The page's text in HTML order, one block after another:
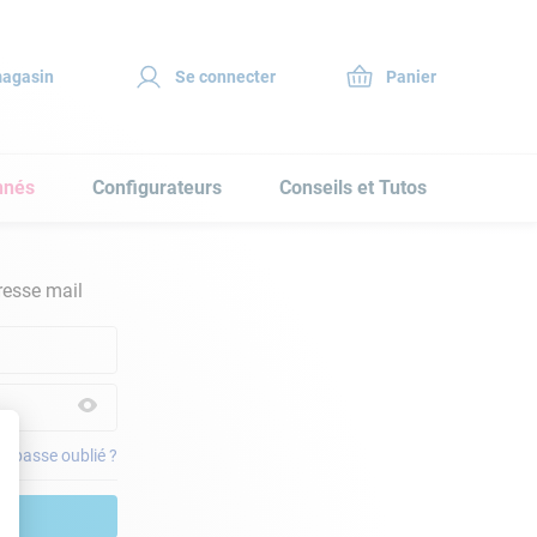
Se connecter
Configurateurs Conseils et Tutos
mail
passe oublié ?